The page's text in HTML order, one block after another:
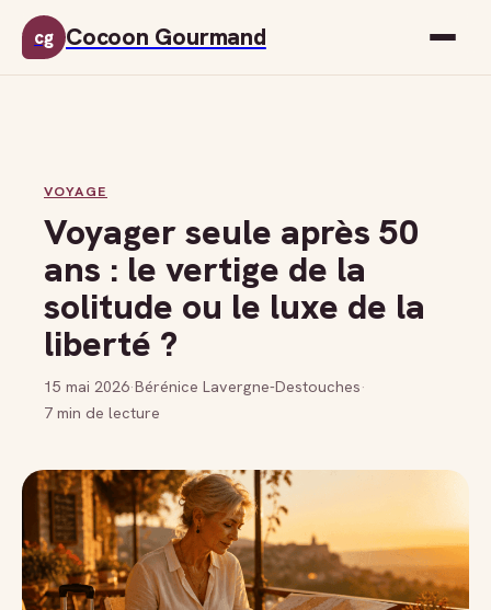
cg Cocoon Gourmand
VOYAGE
Voyager seule après 50
ans : le vertige de la
solitude ou le luxe de la
liberté ?
15 mai 2026·Bérénice Lavergne-Destouches·
7 min de lecture